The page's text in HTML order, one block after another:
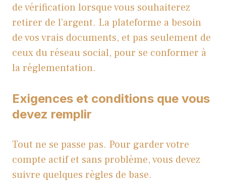
de vérification lorsque vous souhaiterez
retirer de l’argent. La plateforme a besoin
de vos vrais documents, et pas seulement de
ceux du réseau social, pour se conformer à
la réglementation.
Exigences et conditions que vous
devez remplir
Tout ne se passe pas. Pour garder votre
compte actif et sans problème, vous devez
suivre quelques règles de base.